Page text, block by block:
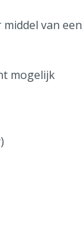
van een
mogelijk